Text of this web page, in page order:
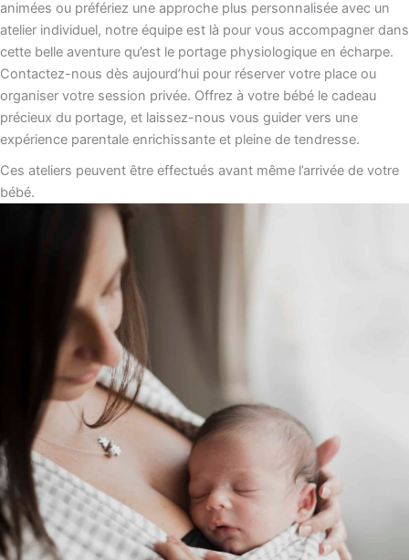
animées ou préfériez une approche plus personnalisée avec un
atelier individuel, notre équipe est là pour vous accompagner dans
cette belle aventure qu’est le portage physiologique en écharpe.
Contactez-nous dès aujourd’hui pour réserver votre place ou
organiser votre session privée. Offrez à votre bébé le cadeau
précieux du portage, et laissez-nous vous guider vers une
expérience parentale enrichissante et pleine de tendresse.
Ces ateliers peuvent être effectués avant même l’arrivée de votre
bébé.